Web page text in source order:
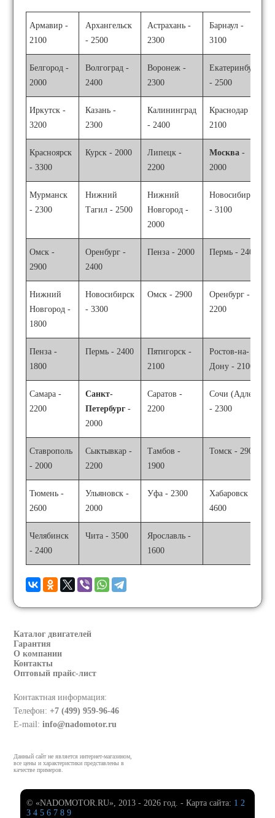
Армавир -
2100
Архангельск
- 2500
Астрахань -
2300
Барнаул -
3100
Белгород -
2000
Волгоград -
2400
Воронеж -
2300
Екатеринбург
- 2500
Иркутск -
3200
Казань -
2300
Калининград
- 2400
Краснодар -
2100
Красноярск
- 3300
Курск - 2000
Липецк -
2200
Москва -
2000
Мурманск
- 2300
Нижний
Тагил - 2500
Нижний
Новгород -
2000
Новосибирск
- 3100
Омск -
2900
Оренбург -
2400
Пенза - 2000 Пермь - 2400
Нижний
Новгород -
1800
Новосибирск
- 3300
Омск - 2900
Оренбург -
2200
Пенза -
1800
Пермь - 2400
Пятигорск -
2100
Ростов-на-
Дону - 2100
Самара -
2200
Санкт-
Петербург -
2000
Саратов -
2200
Сочи (Адлер)
- 2300
Ставрополь
- 2000
Сыктывкар -
2200
Тамбов -
1900
Томск - 2900
Тюмень -
2600
Ульяновск -
2000
Уфа - 2300
Хабаровск -
4600
Челябинск
- 2400
Чита - 3500
Ярославль -
1600
Каталог двигателей
Гарантия
О компании
Контакты
Оптовый прайс-лист
Контактная информация:
Телефон:+7 (499) 959-96-46
E-mail:info@nadomotor.ru
Данный сайт не является интернет-магазином,
все цены и характеристики представлены в
качестве примеров.
© «NADOMOTOR.RU», 2013 - 2026 год. - Карта сайта: 1 2
3 4 5 6 7 8 9